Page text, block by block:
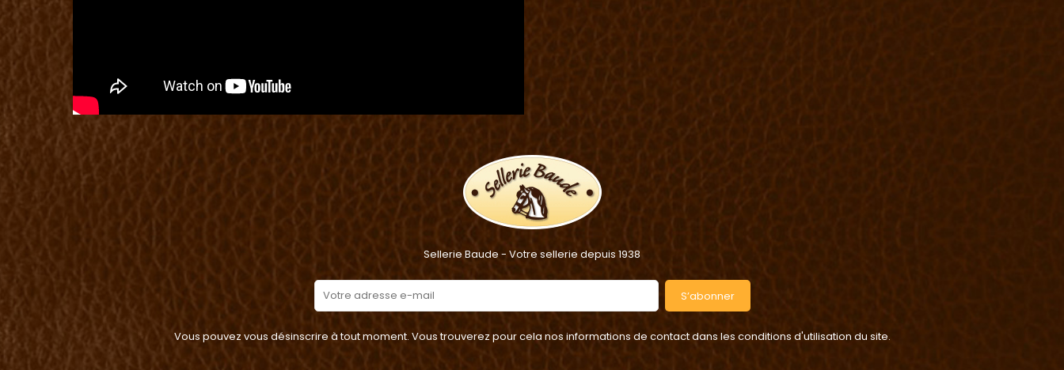
Sellerie Baude - Votre sellerie depuis 1938
S’abonner
Vous pouvez vous désinscrire à tout moment. Vous trouverez pour cela nos informations de contact dans les conditions d'utilisation du site.